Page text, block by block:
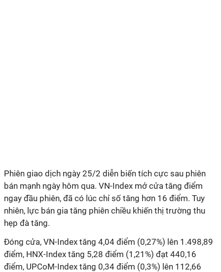
Phiên giao dịch ngày 25/2 diễn biến tích cực sau phiên
bán mạnh ngày hôm qua. VN-Index mở cửa tăng điểm
ngay đầu phiên, đã có lúc chỉ số tăng hơn 16 điểm. Tuy
nhiên, lực bán gia tăng phiên chiều khiến thị trường thu
hẹp đà tăng.
Đóng cửa, VN-Index tăng 4,04 điểm (0,27%) lên 1.498,89
điểm, HNX-Index tăng 5,28 điểm (1,21%) đạt 440,16
điểm, UPCoM-Index tăng 0,34 điểm (0,3%) lên 112,66